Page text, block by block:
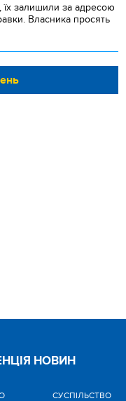
їх залишили за адресою
Власника просять
НОВИН
CУСПІЛЬСТВО